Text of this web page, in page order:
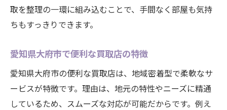
出張買取が支持される理由と利便性
買取で自宅の不用品も手軽に整理
無料出張買取のメリットと利用方法
家電や家具も出張買取でスムーズ取引
買取サービスで暮らしがもっと快適に
取を整理の一環に組み込むことで、手間なく部屋も気持
ちもすっきりできます。
愛知県大府市で便利な買取店の特徴
愛知県大府市の便利な買取店は、地域密着型で柔軟なサ
ービスが特徴です。理由は、地元の特性やニーズに精通
しているため、スムーズな対応が可能だからです。例え